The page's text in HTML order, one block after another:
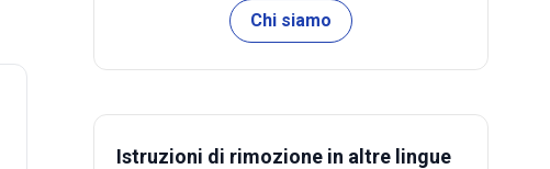
Chi siamo
Istruzioni di rimozione in altre lingue